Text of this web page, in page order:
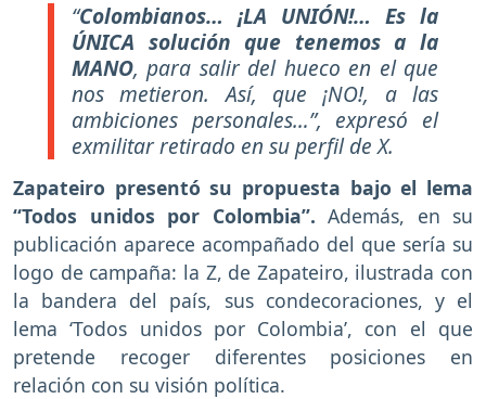
“Colombianos… ¡LA UNIÓN!… Es la
ÚNICA solución que tenemos a la
MANO, para salir del hueco en el que
nos metieron. Así, que ¡NO!, a las
ambiciones personales…”, expresó el
exmilitar retirado en su perfil de X.
Zapateiro presentó su propuesta bajo el lema
“Todos unidos por Colombia”. Además, en su
publicación aparece acompañado del que sería su
logo de campaña: la Z, de Zapateiro, ilustrada con
la bandera del país, sus condecoraciones, y el
lema ‘Todos unidos por Colombia’, con el que
pretende recoger diferentes posiciones en
relación con su visión política.